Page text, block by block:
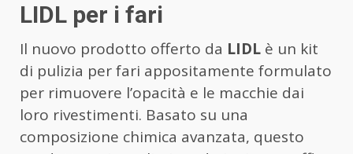
LIDL per i fari
Il nuovo prodotto offerto da LIDL è un kit
di pulizia per fari appositamente formulato
per rimuovere l’opacità e le macchie dai
loro rivestimenti. Basato su una
composizione chimica avanzata, questo